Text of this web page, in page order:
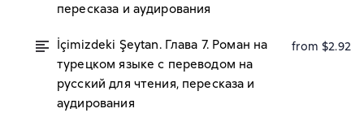
пересказа и аудирования
İçimizdeki Şeytan. Глава 7. Роман на
турецком языке с переводом на
русский для чтения, пересказа и
аудирования
from $2.92